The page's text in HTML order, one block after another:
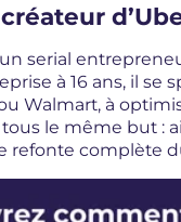
serial
à 16 ans, il se
Walmart, à
le même but :
refonte complète